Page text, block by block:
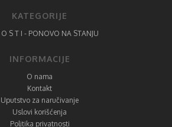
KATEGORIJE
S T I - PONOVO NA STANJU
INFORMACIJE
O nama
Kontakt
Uputstvo za naručivanje
Uslovi korišćenja
Politika privatnosti